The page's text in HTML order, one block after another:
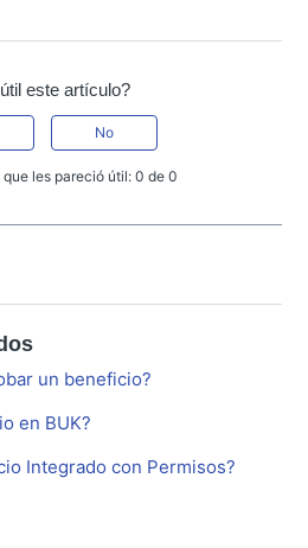
este artículo?
No
que les pareció útil: 0 de 0
un beneficio?
en BUK?
Integrado con Permisos?